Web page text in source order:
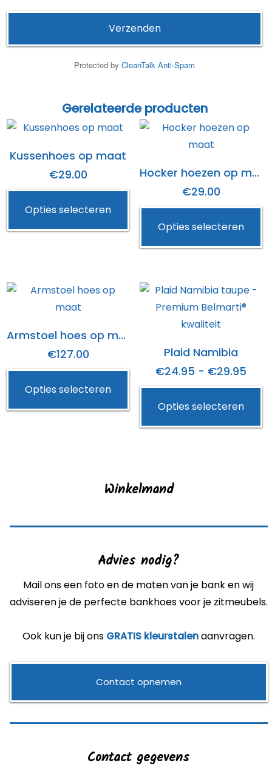
Protected byCleanTalk Anti-Spam
Gerelateerde producten
Kussenhoes op maat
€29.00
Opties selecteren
Hocker hoezen op maat
€29.00
Opties selecteren
Armstoel hoes op maat
€127.00
Opties selecteren
heeft
meerdere
optie
kan
worden
de
productpagina
Plaid Namibia
€24.95 - €29.95
Opties selecteren
Winkelmand
Advies nodig?
Mail ons een foto en de maten van je bank en wij
adviseren je de perfecte bankhoes voor je zitmeubels.
Ook kun je bij ons GRATIS kleurstalenaanvragen.
Contact opnemen
Contact gegevens